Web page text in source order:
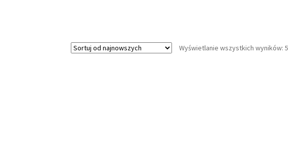
Wyświetlanie wszystkich wyników: 5